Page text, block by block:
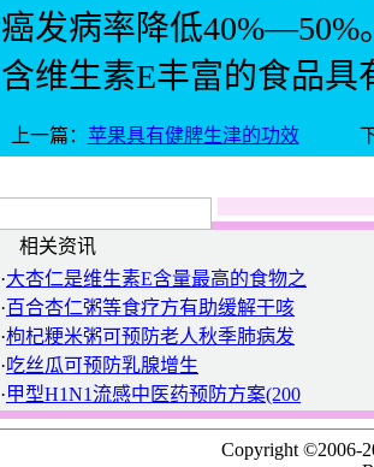
癌发病率降低40%—50%
含维生素E丰富的食品具
上一篇： 苹果具有健脾生津的功效
相关资讯
·大杏仁是维生素E含量最高的食物之
·百合杏仁粥等食疗方有助缓解干咳
·枸杞粳米粥可预防老人秋季肺病发
·吃丝瓜可预防乳腺增生
·甲型H1N1流感中医药预防方案(200
Copyright ©2006-